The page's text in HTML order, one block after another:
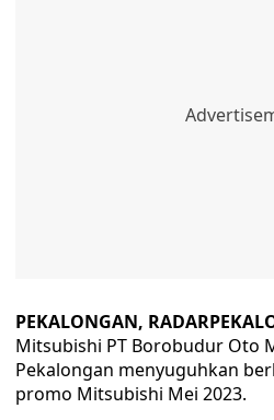
PEKALONGAN,
Mitsubishi PT Borobudur Oto
Pekalongan menyuguhkan
promo Mitsubishi Mei 2023.